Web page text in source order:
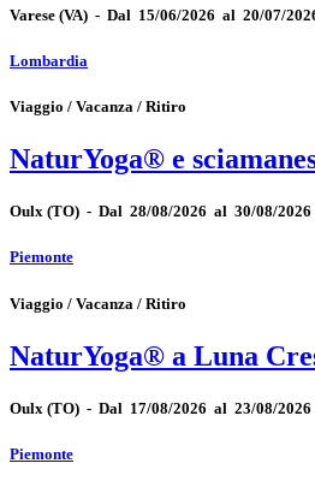
Varese (VA) - Dal 15/06/2026 al 20/07/
Lombardia
Viaggio / Vacanza / Ritiro
NaturYoga® e
Oulx (TO) - Dal 28/08/2026 al 30/08/2026
Piemonte
Viaggio / Vacanza / Ritiro
NaturYoga® a Luna
Oulx (TO) - Dal 17/08/2026 al 23/08/2026
Piemonte